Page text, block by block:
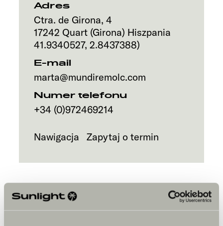
Adres
Ctra. de Girona, 4
17242 Quart (Girona) Hiszpania
41.9340527, 2.8437388)
E-mail
marta@mundiremolc.com
Numer telefonu
+34 (0)972469214
Nawigacja Zapytaj o termin